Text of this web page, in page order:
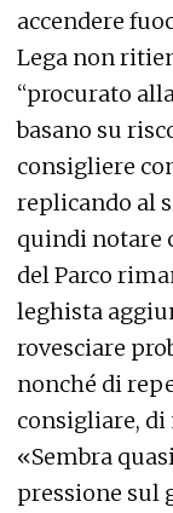
accendere
Lega non
“procurato
basano su
consigliere
replicando al
quindi notare
del Parco
leghista
rovesciare
nonché di
consigliare, di
«Sembra
pressione sul